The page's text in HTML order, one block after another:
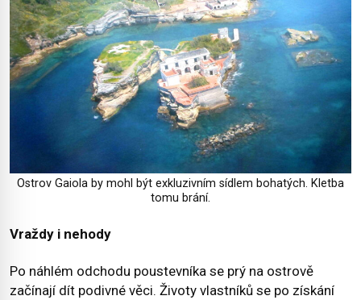
Ostrov Gaiola by mohl být exkluzivním sídlem bohatých. Kletba
tomu brání.
Vraždy i nehody
Po náhlém odchodu poustevníka se prý na ostrově
začínají dít podivné věci. Životy vlastníků se po získání